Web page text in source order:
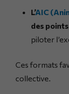
L’AIC
des
piloter
Ces formats
collective.